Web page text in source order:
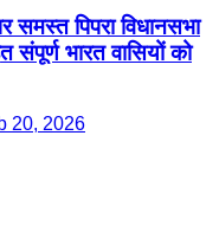
समस्त पिपरा विधानसभा
संपूर्ण भारत वासियों को
20, 2026